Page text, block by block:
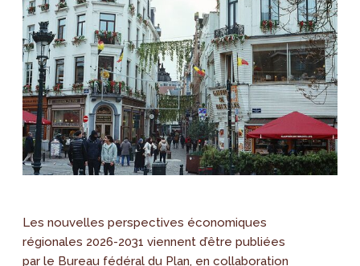
Les nouvelles perspectives économiques
régionales 2026-2031 viennent d’être publiées
par le Bureau fédéral du Plan, en collaboration